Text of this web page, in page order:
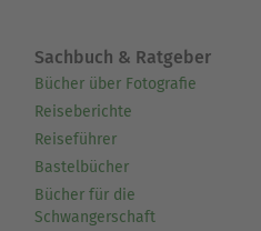
Sachbuch & Ratgeber
Bücher über Fotografie
Reiseberichte
Reiseführer
Bastelbücher
Bücher für die
Schwangerschaft